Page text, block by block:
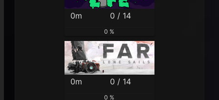
0m 0 / 14
0 %
0m 0 / 14
0 %